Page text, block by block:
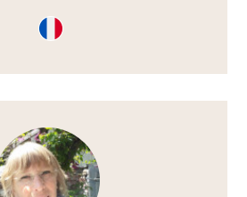
Consultation
en